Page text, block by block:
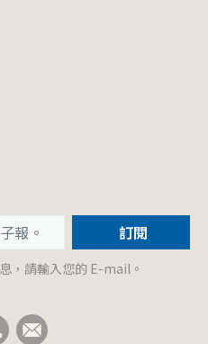
訂閱
，請輸入您的 E-mail。